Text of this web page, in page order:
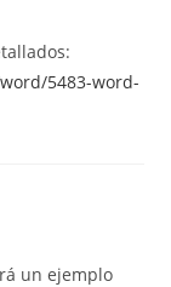
5483-word-
un ejemplo